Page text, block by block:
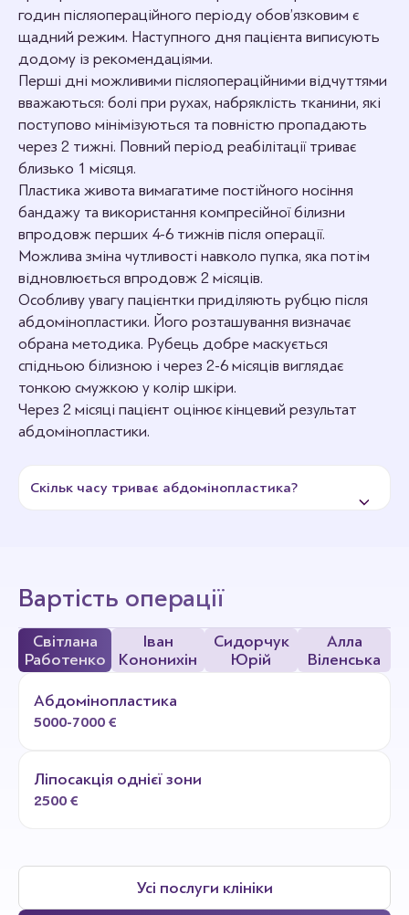
годин післяопераційного періоду обов’язковим є
щадний режим. Наступного дня пацієнта виписують
додому із рекомендаціями.
Перші дні можливими післяопераційними відчуттями
вважаються: болі при рухах, набряклість тканини, які
поступово мінімізуються та повністю пропадають
через 2 тижні. Повний період реабілітації триває
близько 1 місяця.
Пластика живота вимагатиме постійного носіння
бандажу та використання компресійної білизни
впродовж перших 4-6 тижнів після операції.
Можлива зміна чутливості навколо пупка, яка потім
відновлюється впродовж 2 місяців.
Особливу увагу пацієнтки приділяють рубцю після
абдомінопластики. Його розташування визначає
обрана методика. Рубець добре маскується
спідньою білизною і через 2-6 місяців виглядає
тонкою смужкою у колір шкіри.
Через 2 місяці пацієнт оцінює кінцевий результат
абдомінопластики.
Скільк часу триває абдомінопластика?
наркоз на газі Севофлуран, який забезпечує легке
входження та вихід з наркозу. Час визначається
обсягом операції.
Вартість операції
Світлана
Работенко
Іван
Кононихін
Сидорчук
Юрій
Алла
Віленська
Абдомінопластика
5000-7000 €
Ліпосакція однієї зони
2500 €
Усі послуги клініки